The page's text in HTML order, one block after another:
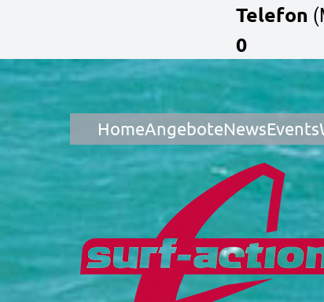
Telefon
0
HomeAngeboteNewsEvents